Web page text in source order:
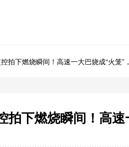
拍下燃烧瞬间！高速一大巴烧成“火笼
拍下燃烧瞬间！高